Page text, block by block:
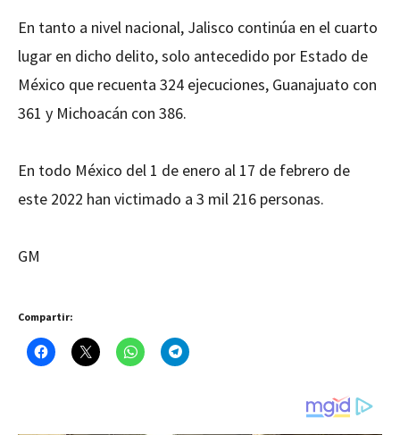
En tanto a nivel nacional, Jalisco continúa en el cuarto
lugar en dicho delito, solo antecedido por Estado de
México que recuenta 324 ejecuciones, Guanajuato con
361 y Michoacán con 386.
En todo México del 1 de enero al 17 de febrero de
este 2022 han victimado a 3 mil 216 personas.
GM
Compartir: